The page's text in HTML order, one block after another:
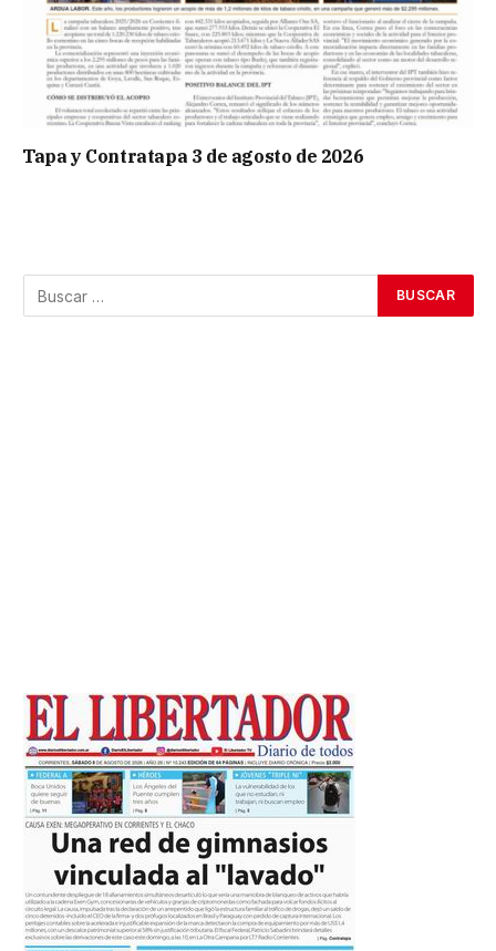
Tapa y Contratapa 3 de agosto de 2026